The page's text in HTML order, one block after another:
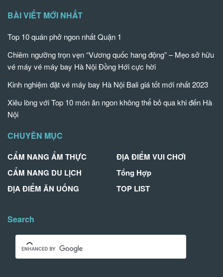
BÀI VIẾT MỚI NHẤT
Top 10 quán phở ngon nhất Quận 1
Chiêm ngưỡng trọn vẹn “Vương quốc hang động” – Mẹo sở hữu
vé máy vé máy bay Hà Nội Đồng Hới cực hời
Kinh nghiệm đặt vé máy bay Hà Nội Bali giá tốt mới nhất 2023
Xiêu lòng với Top 10 món ăn ngon không thể bỏ qua khi đến Hà
Nội
CHUYÊN MỤC
CẨM NANG ẨM THỰC
CẨM NANG DU LỊCH
ĐỊA ĐIỂM ĂN UỐNG
ĐỊA ĐIỂM VUI CHƠI
Tổng Hợp
TOP LIST
Search